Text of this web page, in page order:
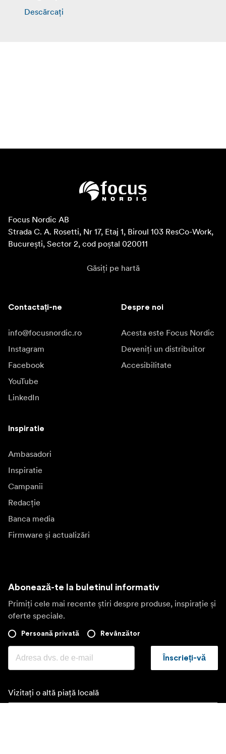
Descărcați
Focus Nordic AB
Strada C. A. Rosetti, Nr 17, Etaj 1, Biroul 103 ResCo-Work,
București, Sector 2, cod poștal 020011
Găsiți pe hartă
Contactați-ne
info@focusnordic.ro
Instagram
Facebook
YouTube
LinkedIn
Despre noi
Acesta este Focus Nordic
Deveniți un distribuitor
Accesibilitate
Inspiratie
Ambasadori
Inspiratie
Campanii
Redacție
Banca media
Firmware și actualizări
Abonează-te la buletinul informativ
Primiți cele mai recente știri despre produse, inspirație și
oferte speciale.
Persoană privată Revânzător
Înscrieți-vă
Vizitați o altă piață locală